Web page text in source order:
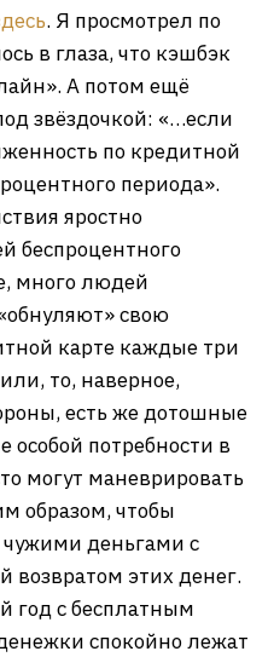
. Я просмотрел по
в глаза, что кэшбэк
А потом ещё
звёздочкой: «…если
по кредитной
периода».
яростно
беспроцентного
много людей
свою
карте каждые три
то, наверное,
есть же дотошные
потребности в
могут маневрировать
образом, чтобы
чужими деньгами с
этих денег.
год с бесплатным
спокойно лежат